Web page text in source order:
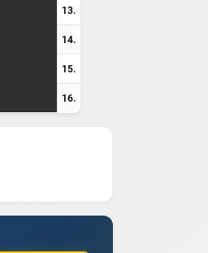
13.
14.
15.
16.